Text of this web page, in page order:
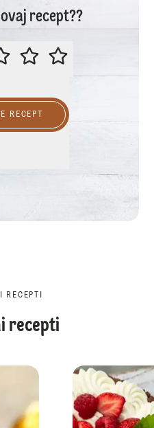
recept??
MOLIMO OCIJENITE OVAJ
RECEPT
RECEPTI
recepti